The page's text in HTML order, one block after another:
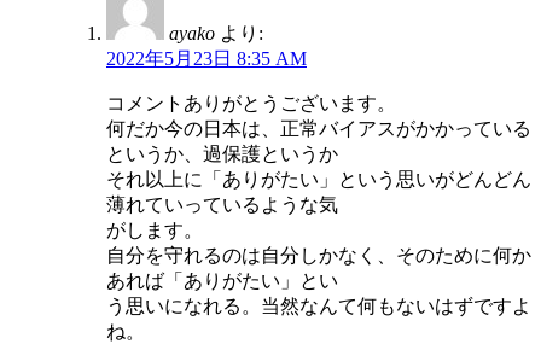
ayako より:
2022年5月23日 8:35 AM
コメントありがとうございます。
何だか今の日本は、正常バイアスがかかっている
というか、過保護というか
それ以上に「ありがたい」という思いがどんどん
薄れていっているような気
がします。
自分を守れるのは自分しかなく、そのために何か
あれば「ありがたい」とい
う思いになれる。当然なんて何もないはずですよ
ね。